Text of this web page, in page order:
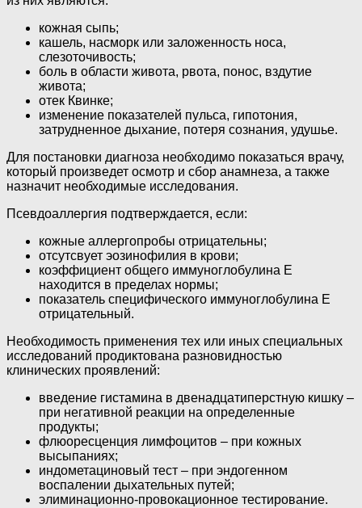
кожная сыпь;
кашель, насморк или заложенность носа,
слезоточивость;
боль в области живота, рвота, понос, вздутие
живота;
отек Квинке;
изменение показателей пульса, гипотония,
затрудненное дыхание, потеря сознания, удушье.
Для постановки диагноза необходимо показаться врачу,
который произведет осмотр и сбор анамнеза, а также
назначит необходимые исследования.
Псевдоаллергия подтверждается, если:
кожные аллергопробы отрицательны;
отсутсвует эозинофилия в крови;
коэффициент общего иммуноглобулина E
находится в пределах нормы;
показатель специфического иммуноглобулина Е
отрицательный.
Необходимость применения тех или иных специальных
исследований продиктована разновидностью
клинических проявлений:
введение гистамина в двенадцатиперстную кишку –
при негативной реакции на определенные
продукты;
флюоресценция лимфоцитов – при кожных
высыпаниях;
индометациновый тест – при эндогенном
воспалении дыхательных путей;
элиминационно-провокационное тестирование.